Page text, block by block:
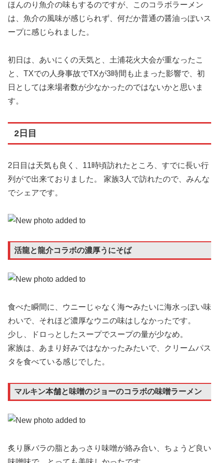
ほんのり魚介の味もするのですが、このコラボラーメン
は、魚介の風味が感じられず、何だか普通の醤油っぽいス
ープに感じられました。
初日は、あいにくの天気と、土浦花火大会が重なったこ
と、TXでの人身事故でTXが3時間も止まった影響で、初
日としては来場者数が少なかったのではないかと思いま
す。
2日目
2日目は天気も良く、11時頃訪れたところ、すでに長い行
列がで出来ておりました。 家族3人で訪れたので、みんな
でシェアです。
活龍と龍介コラボの濃厚うにそば
食べた瞬間に、ウニーじゃなく海〜みたいに海水っぽい味
わいで、それほど濃厚なウニの味はしなかったです。
少し、ドロっとしたスープでスープの量が少なめ。
家族は、あまり好みではなかったみたいで、クリームパス
タを食べている感じでした。
マルキン本舗と味噌のジョーのコラボの味噌ラーメン
炙り豚バラの脂とあっさり味噌が絡み合い、ちょうど良い